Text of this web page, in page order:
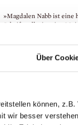
Über
können, z.B.
wir besser
»Magdalen Nabb ist eine
Schriftstellerin, eine
Magdalen Nabb